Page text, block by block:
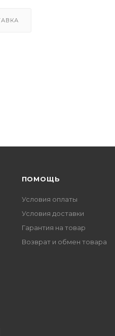
ПОМОЩЬ
Условия оплаты
Условия доставки
Гарантия на товар
Возврат и обмен товара